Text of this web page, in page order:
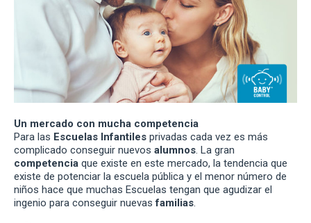
Un mercado con mucha competencia
Para las Escuelas Infantiles privadas cada vez es más
complicado conseguir nuevos alumnos. La gran
competencia que existe en este mercado, la tendencia que
existe de potenciar la escuela pública y el menor número de
niños hace que muchas Escuelas tengan que agudizar el
ingenio para conseguir nuevasfamilias.